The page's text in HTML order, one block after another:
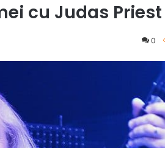
cu Judas Priest
0